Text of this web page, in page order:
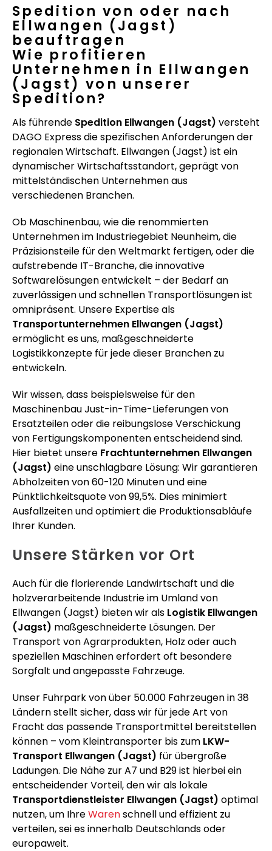
Spedition von oder nach
Ellwangen (Jagst)
beauftragen
Wie profitieren
Unternehmen in Ellwangen
(Jagst) von unserer
Spedition?
Als führende Spedition Ellwangen (Jagst) versteht
DAGO Express die spezifischen Anforderungen der
regionalen Wirtschaft. Ellwangen (Jagst) ist ein
dynamischer Wirtschaftsstandort, geprägt von
mittelständischen Unternehmen aus
verschiedenen Branchen.
Ob Maschinenbau, wie die renommierten
Unternehmen im Industriegebiet Neunheim, die
Präzisionsteile für den Weltmarkt fertigen, oder die
aufstrebende IT-Branche, die innovative
Softwarelösungen entwickelt – der Bedarf an
zuverlässigen und schnellen Transportlösungen ist
omnipräsent. Unsere Expertise als
Transportunternehmen Ellwangen (Jagst)
ermöglicht es uns, maßgeschneiderte
Logistikkonzepte für jede dieser Branchen zu
entwickeln.
Wir wissen, dass beispielsweise für den
Maschinenbau Just-in-Time-Lieferungen von
Ersatzteilen oder die reibungslose Verschickung
von Fertigungskomponenten entscheidend sind.
Hier bietet unsere Frachtunternehmen Ellwangen
(Jagst) eine unschlagbare Lösung: Wir garantieren
Abholzeiten von 60-120 Minuten und eine
Pünktlichkeitsquote von 99,5%. Dies minimiert
Ausfallzeiten und optimiert die Produktionsabläufe
Ihrer Kunden.
Unsere Stärken vor Ort
Auch für die florierende Landwirtschaft und die
holzverarbeitende Industrie im Umland von
Ellwangen (Jagst) bieten wir als Logistik Ellwangen
(Jagst) maßgeschneiderte Lösungen. Der
Transport von Agrarprodukten, Holz oder auch
speziellen Maschinen erfordert oft besondere
Sorgfalt und angepasste Fahrzeuge.
Unser Fuhrpark von über 50.000 Fahrzeugen in 38
Ländern stellt sicher, dass wir für jede Art von
Fracht das passende Transportmittel bereitstellen
können – vom Kleintransporter bis zum LKW-
Transport Ellwangen (Jagst) für übergroße
Ladungen. Die Nähe zur A7 und B29 ist hierbei ein
entscheidender Vorteil, den wir als lokale
Transportdienstleister Ellwangen (Jagst) optimal
nutzen, um IhreWarenschnell und effizient zu
verteilen, sei es innerhalb Deutschlands oder
europaweit.